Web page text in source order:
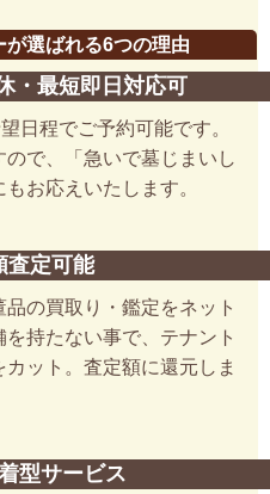
選ばれる6つの理由
・最短即日対応可
日程でご予約可能です。
で、「急いで墓じまいし
お応えいたします。
査定可能
の買取り・鑑定をネット
持たない事で、テナント
ット。査定額に還元しま
型サービス